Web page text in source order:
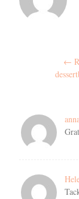
Post←